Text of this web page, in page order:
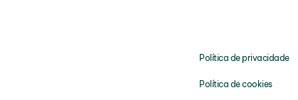
Política de privacidade
Política de cookies